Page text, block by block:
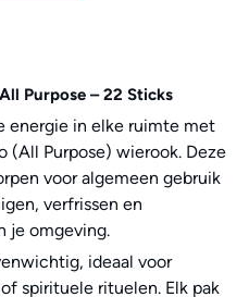
Purpose – 22 Sticks
energie in elke ruimte met
(All Purpose) wierook. Deze
voor algemeen gebruik
verfrissen en
je omgeving.
ideaal voor
spirituele rituelen. Elk pak